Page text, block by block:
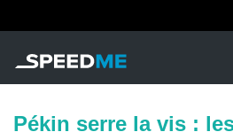
Pékin serre la vis :